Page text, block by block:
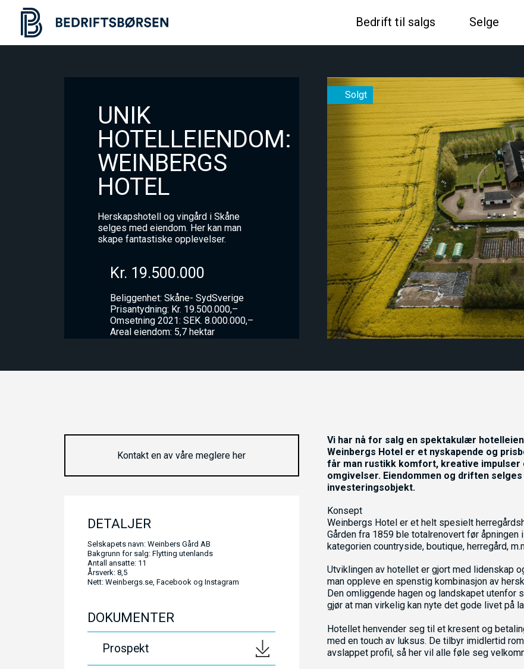
Bedrift til salgs Selge
UNIK
HOTELLEIENDOM:
WEINBERGS
HOTEL
Herskapshotell og vingård i Skåne
selges med eiendom. Her kan man
skape fantastiske opplevelser.
Kr. 19.500.000
Beliggenhet: Skåne- SydSverige
Prisantydning: Kr. 19.500.000,–
Omsetning 2021: SEK. 8.000.000,–
Areal eiendom: 5,7 hektar
Kontakt en av våre meglere her
DETALJER
Selskapets navn: Weinbers Gård AB
Bakgrunn for salg: Flytting utenlands
Antall ansatte: 11
Årsverk: 8,5
Nett: Weinbergs.se, Facebook og Instagram
DOKUMENTER
Prospekt
Vi har nå for salg en spektakulær
Weinbergs Hotel er et nyskapende og
får man rustikk komfort, kreative
omgivelser. Eiendommen og driften
investeringsobjekt.
Konsept
Weinbergs Hotel er et helt spesielt
Gården fra 1859 ble totalrenovert før
kategorien countryside, boutique, herregård,
Utviklingen av hotellet er gjort med lidenskap
man oppleve en spenstig kombinasjon av
Den omliggende hagen og landskapet utenfor
gjør at man virkelig kan nyte det gode livet på
Hotellet henvender seg til et kresent og
med en touch av luksus. De tilbyr imidlertid
avslappet profil, så her vil alle føle seg